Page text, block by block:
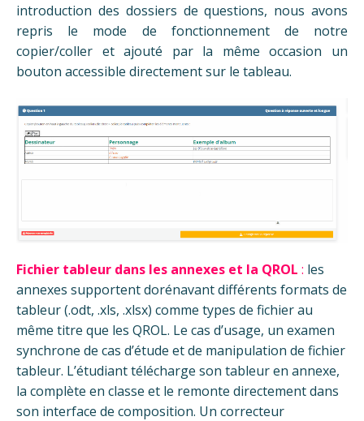
introduction des dossiers de questions, nous avons
repris le mode de fonctionnement de notre
copier/coller et ajouté par la même occasion un
bouton accessible directement sur le tableau.
Fichier tableur dans les annexes et la QROL : les
annexes supportent dorénavant différents formats de
tableur (.odt, .xls, .xlsx) comme types de fichier au
même titre que les QROL. Le cas d’usage, un examen
synchrone de cas d’étude et de manipulation de fichier
tableur. L’étudiant télécharge son tableur en annexe,
la complète en classe et le remonte directement dans
son interface de composition. Un correcteur